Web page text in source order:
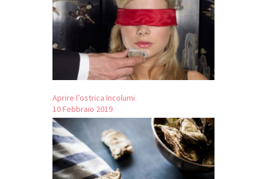
Aprire l’ostrica Incolumi
10 Febbraio 2019